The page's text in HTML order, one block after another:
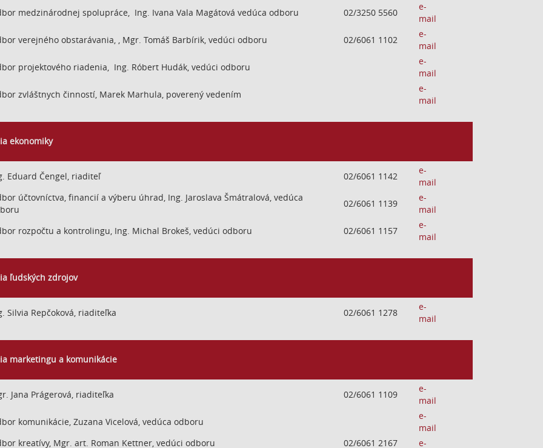
medzinárodnej spolupráce, Ing. Ivana Vala Magátová vedúca odboru
02/3250 5560
e-
mail
verejného obstarávania, , Mgr. Tomáš Barbírik, vedúci odboru
02/6061 1102
e-
mail
projektového riadenia, Ing. Róbert Hudák, vedúci odboru
e-
mail
zvláštnych činností, Marek Marhula, poverený vedením
e-
mail
ekonomiky
Eduard Čengel, riaditeľ 02/6061 1142
e-
mail
účtovníctva, financií a výberu úhrad, Ing. Jaroslava Šmátralová, vedúca
02/6061 1139
e-
mail
rozpočtu a kontrolingu, Ing. Michal Brokeš, vedúci odboru
02/6061 1157
e-
mail
ľudských zdrojov
Silvia Repčoková, riaditeľka 02/6061 1278
e-
mail
marketingu a komunikácie
Jana Prágerová, riaditeľka 02/6061 1109
e-
mail
komunikácie, Zuzana Vicelová, vedúca odboru
e-
mail
kreatívy, Mgr. art. Roman Kettner, vedúci odboru
02/6061 2167
e-